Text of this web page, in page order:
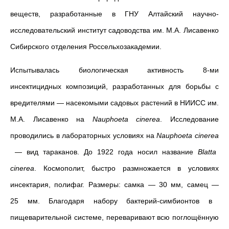
веществ, разработанные в ГНУ Алтайский научно-
исследовательский институт садо­водства им. М.А. Лисавенко
Сибирского отделения Россельхозакадемии.
Испытывалась биологическая активность 8-ми
инсектицидных композиций, разработанных для борьбы с
вредителями — насекомыми садовых растений в НИИСС им.
М.А. Лисавенко на Nauphoeta cinerea . Исследование
проводились в лабораторных условиях наNauphoeta cinerea
— вид тараканов. До 1922 года носил название Blatta
cinerea
Космополит, быстро размножается в условиях
инсектария, полифаг. Размеры: самка —30 мм, cамец —
25 мм. Благодаря набору бактерий-симбионтов в
пищеварительной системе, переваривают всю поглощённую